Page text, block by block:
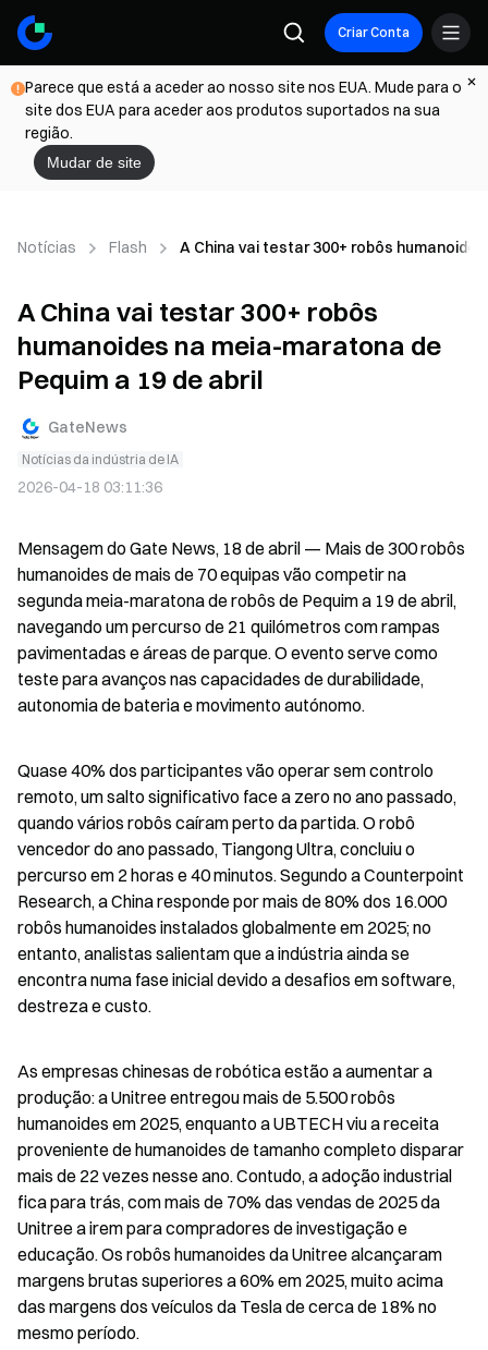
Criar Conta
Parece que está a aceder ao nosso site nos EUA. Mude para o
site dos EUA para aceder aos produtos suportados na sua
região.
Mudar de site
Notícias Flash A China vai testar 300+ robôs
A China vai testar 300+ robôs
humanoides na meia-maratona de
Pequim a 19 de abril
GateNews
Notícias da indústria de IA
2026-04-18 03:11:36
Mensagem do Gate News, 18 de abril — Mais de 300 robôs
humanoides de mais de 70 equipas vão competir na
segunda meia-maratona de robôs de Pequim a 19 de abril,
navegando um percurso de 21 quilómetros com rampas
pavimentadas e áreas de parque. O evento serve como
teste para avanços nas capacidades de durabilidade,
autonomia de bateria e movimento autónomo.
Quase 40% dos participantes vão operar sem controlo
remoto, um salto significativo face a zero no ano passado,
quando vários robôs caíram perto da partida. O robô
vencedor do ano passado, Tiangong Ultra, concluiu o
percurso em 2 horas e 40 minutos. Segundo a Counterpoint
Research, a China responde por mais de 80% dos 16.000
robôs humanoides instalados globalmente em 2025; no
entanto, analistas salientam que a indústria ainda se
encontra numa fase inicial devido a desafios em software,
destreza e custo.
As empresas chinesas de robótica estão a aumentar a
produção: a Unitree entregou mais de 5.500 robôs
humanoides em 2025, enquanto a UBTECH viu a receita
proveniente de humanoides de tamanho completo disparar
mais de 22 vezes nesse ano. Contudo, a adoção industrial
fica para trás, com mais de 70% das vendas de 2025 da
Unitree a irem para compradores de investigação e
educação. Os robôs humanoides da Unitree alcançaram
margens brutas superiores a 60% em 2025, muito acima
das margens dos veículos da Tesla de cerca de 18% no
mesmo período.